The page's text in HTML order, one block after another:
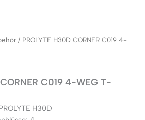
/ PROLYTE H30D CORNER C019 4-
C019 4-WEG T-
H30D